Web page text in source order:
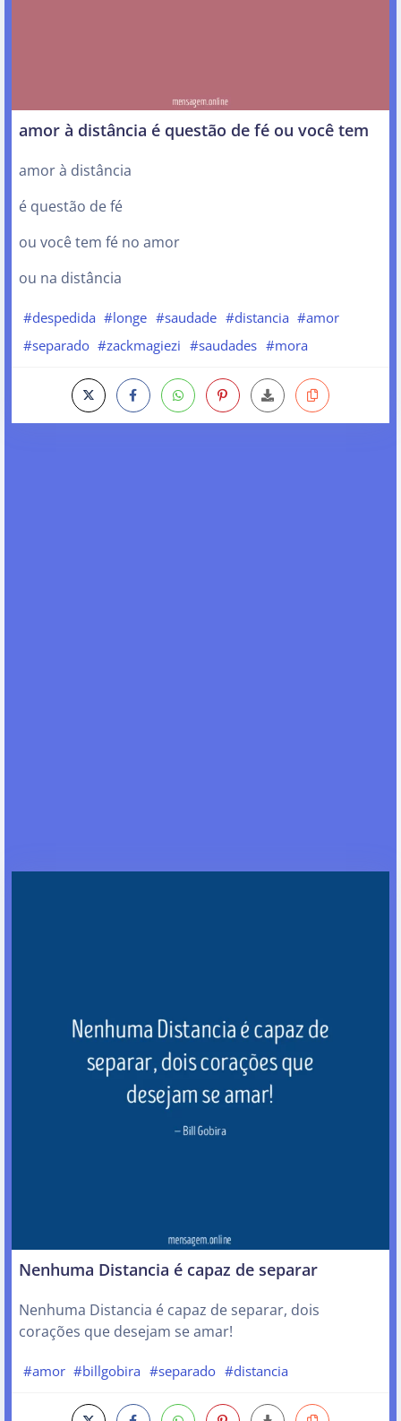
amor à distância é questão de fé ou você tem
amor à distância
é questão de fé
ou você tem fé no amor
ou na distância
#despedida #longe #saudade #distancia #amor
#separado #zackmagiezi #saudades #mora
Nenhuma Distancia é capaz de separar
Nenhuma Distancia é capaz de separar, dois
corações que desejam se amar!
#amor #billgobira #separado #distancia